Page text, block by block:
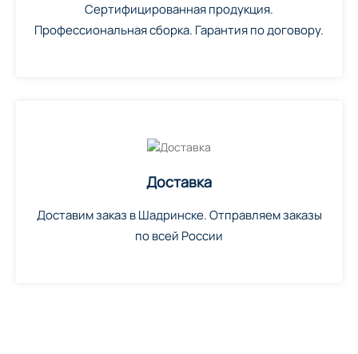
Сертифицированная продукция.
Профессиональная сборка. Гарантия по договору.
Доставка
Доставим заказ в Шадринске. Отправляем заказы
по всей России